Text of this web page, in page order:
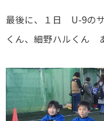
最後に、１日 U-9の
くん、細野ハルくん